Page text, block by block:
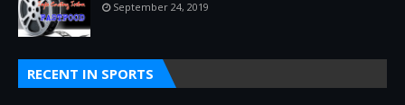
September 24, 2019
RECENT IN SPORTS